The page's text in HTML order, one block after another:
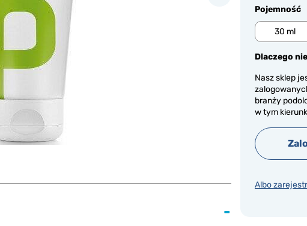
Pojemność
30 ml
Dlaczego
Nasz sklep
branży
w tym
Albo